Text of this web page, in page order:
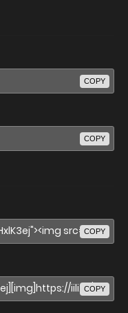
COPY
COPY
COPY
COPY